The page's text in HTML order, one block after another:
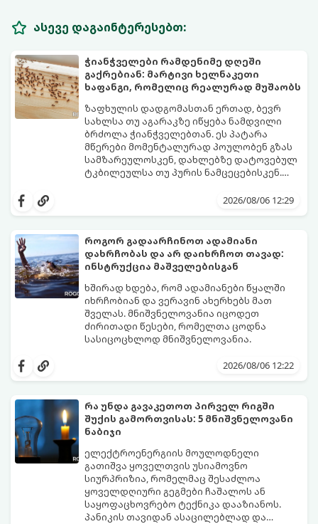
ასევე დაგაინტერესებთ:
ჭიანჭველები რამდენიმე დღეში
გაქრებიან: მარტივი ხელნაკეთი
ხაფანგი, რომელიც რეალურად მუშაობს
ზაფხულის დადგომასთან ერთად, ბევრ
სახლსა თუ აგარაკზე იწყება ნამდვილი
ბრძოლა ჭიანჭველებთან. ეს პატარა
მწერები მომენტალურად პოულობენ გზას
სამზარეულოსკენ, დახლებზე დატოვებულ
ტკბილეულსა თუ პურის ნამცეცებისკენ.
სპრეი და შხამქიმიკატი იყიდება, თუმცა
სახლში პატარა ბავშვები ან შინაური
ცხოველები არიან.
მარტივი, უსაფრთხო და იაფი
ჭიანჭველების მთელ კოლონიას სულ
რამდენიმე დღეში დაამარცხებთ.
გთავაზობთ ეფექტური ხაფანგის
მომზადების რეცეპტს:
2026/08/06 12:29
როგორ გადაარჩინოთ ადამიანი
დახრჩობას და არ დაიხრჩოთ თავად:
ინსტრუქცია მაშველებისგან
ხშირად ხდება, რომ ადამიანები წყალში
იხრჩობიან და ვერავინ ახერხებს მათ
შველას. მნიშვნელოვანია იცოდეთ
ძირითადი წესები, რომელთა ცოდნა
სასიცოცხლოდ მნიშვნელოვანია.
2026/08/06 12:22
რა უნდა გავაკეთოთ პირველ რიგში
შუქის გამორთვისას: 5 მნიშვნელოვანი
ნაბიჯი
ელექტროენერგიის მოულოდნელი
გათიშვა ყოველთვის უსიამოვნო
სიურპრიზია, რომელმაც შესაძლოა
ყოველდღიური გეგმები ჩაშალოს ან
საყოფაცხოვრებო ტექნიკა დააზიანოს.
პანიკის თავიდან ასაცილებლად და